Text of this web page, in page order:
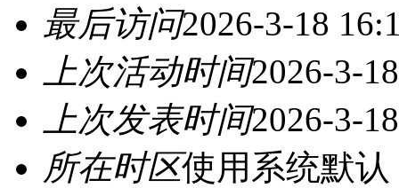
最后访问2026-3-18
上次活动时间2026-3-
上次发表时间2026-3-
所在时区使用系统默认